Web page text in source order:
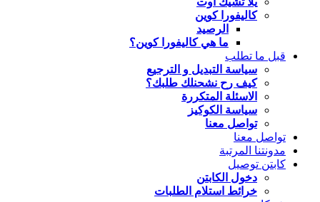
كاليفورا كوين
الرصيد
ما هي كاليفورا كوين؟
قبل ما تطلب
سياسة التبديل و الترجيع
كيف رح نشحنلك طلبك؟
الاسئلة المتكررة
سياسة الكوكيز
تواصل معنا
تواصل معنا
مدونتنا المرتبة
كابتن توصيل
دخول الكابتن
خرائط استلام الطلبات